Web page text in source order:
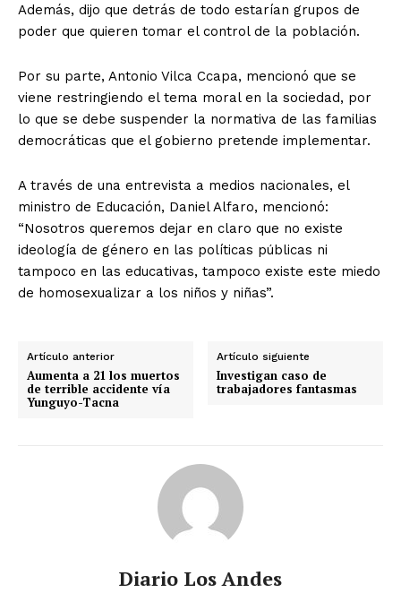
Además, dijo que detrás de todo estarían grupos de
poder que quieren tomar el control de la población.
Por su parte, Antonio Vilca Ccapa, mencionó que se
viene restringiendo el tema moral en la sociedad, por
lo que se debe suspender la normativa de las familias
democráticas que el gobierno pretende implementar.
A través de una entrevista a medios nacionales, el
ministro de Educación, Daniel Alfaro, mencionó:
“Nosotros queremos dejar en claro que no existe
ideología de género en las políticas públicas ni
tampoco en las educativas, tampoco existe este miedo
de homosexualizar a los niños y niñas”.
Artículo anterior
Aumenta a 21 los muertos
de terrible accidente vía
Yunguyo-Tacna
Artículo siguiente
Investigan caso de
trabajadores fantasmas
Diario Los Andes